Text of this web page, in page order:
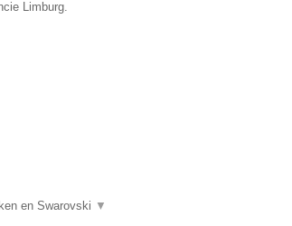
Limburg.
en Swarovski ▼